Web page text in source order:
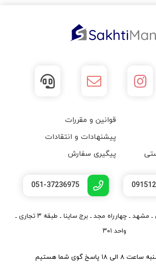
قوانین و مقررات
پیشنهادات و انتقادات
پیگیری سفارش
051-37236975
نشانی: خراسان رضوی ـ مشهد ـ چهارراه مجد ـ برج ساینا ـ طبقه ۳ تجاری ـ
واحد ۳۰۱
پاسخ گوی شما هستیم